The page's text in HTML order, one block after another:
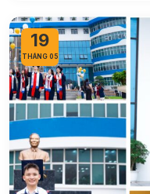
19
THÁNG 05